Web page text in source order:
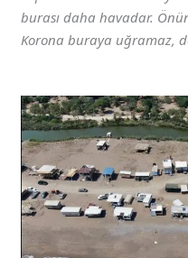
burası daha havadar.
Korona buraya uğramaz,